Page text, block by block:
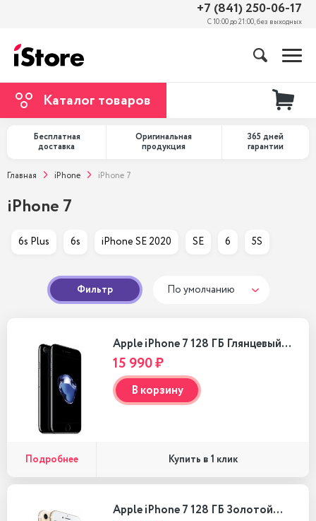
+7 (841) 250-06-17
С 10:00 до 21:00, без выходных
Каталог товаров
Бесплатная
доставка
Оригинальная
продукция
365 дней
гарантии
Главная iPhone iPhone 7
iPhone 7
6s Plus 6s iPhone SE 2020 SE 6 5S
Фильтр По умолчанию
Apple iPhone 7 128 ГБ Глянцевый…
15 990 ₽
В корзину
Подробнее Купить в 1 клик
Apple iPhone 7 128 ГБ Золотой…